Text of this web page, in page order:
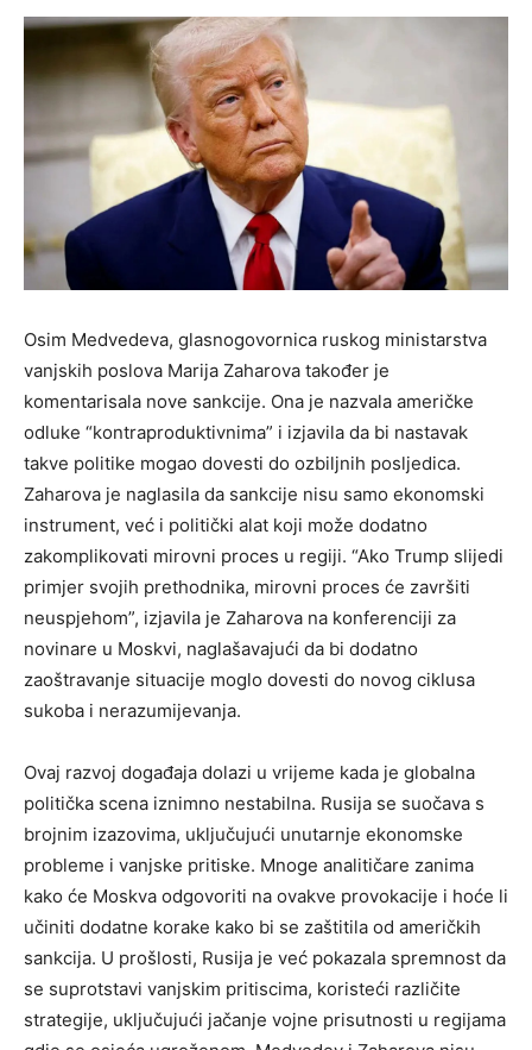
Osim Medvedeva, glasnogovornica ruskog ministarstva
vanjskih poslova Marija Zaharova također je
komentarisala nove sankcije. Ona je nazvala američke
odluke “kontraproduktivnima” i izjavila da bi nastavak
takve politike mogao dovesti do ozbiljnih posljedica.
Zaharova je naglasila da sankcije nisu samo ekonomski
instrument, već i politički alat koji može dodatno
zakomplikovati mirovni proces u regiji. “Ako Trump slijedi
primjer svojih prethodnika, mirovni proces će završiti
neuspjehom”, izjavila je Zaharova na konferenciji za
novinare u Moskvi, naglašavajući da bi dodatno
zaoštravanje situacije moglo dovesti do novog ciklusa
sukoba i nerazumijevanja.
Ovaj razvoj događaja dolazi u vrijeme kada je globalna
politička scena iznimno nestabilna. Rusija se suočava s
brojnim izazovima, uključujući unutarnje ekonomske
probleme i vanjske pritiske. Mnoge analitičare zanima
kako će Moskva odgovoriti na ovakve provokacije i hoće li
učiniti dodatne korake kako bi se zaštitila od američkih
sankcija. U prošlosti, Rusija je već pokazala spremnost da
se suprotstavi vanjskim pritiscima, koristeći različite
strategije, uključujući jačanje vojne prisutnosti u regijama